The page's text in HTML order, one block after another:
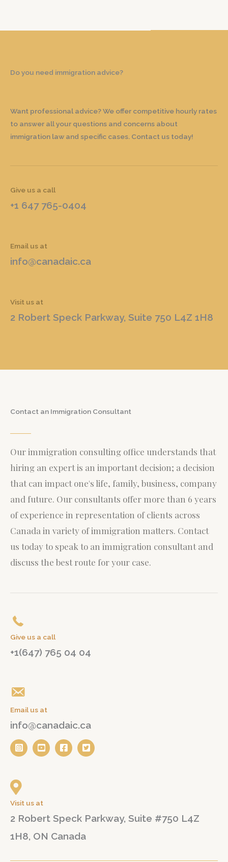
Do you need immigration advice?
Want professional advice? We offer competitive hourly rates
to answer all your questions and concerns about
immigration law and specific cases. Contact us today!
Give us a call
+1 647 765-0404
Email us at
info@canadaic.ca
Visit us at
2 Robert Speck Parkway, Suite 750 L4Z 1H8
Contact an Immigration Consultant
Our immigration consulting office understands that
hiring an expert is an important decision; a decision
that can impact one's life, family, business, company
and future. Our consultants offer more than 6 years
of experience in representation of clients across
Canada in variety of immigration matters. Contact
us today to speak to an immigration consultant and
discuss the best route for your case.
Give us a call
+1(647) 765 04 04
Email us at
info@canadaic.ca
Visit us at
2 Robert Speck Parkway, Suite #750 L4Z
1H8, ON Canada